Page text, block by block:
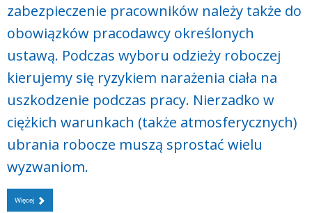
zabezpieczenie pracowników należy także do
obowiązków pracodawcy określonych
ustawą. Podczas wyboru odzieży roboczej
kierujemy się ryzykiem narażenia ciała na
uszkodzenie podczas pracy. Nierzadko w
ciężkich warunkach (także atmosferycznych)
ubrania robocze muszą sprostać wielu
wyzwaniom.
Więcej